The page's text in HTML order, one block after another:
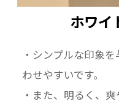
ホワ
・シンプルな印象
わせやすいです。
・また、明るく、